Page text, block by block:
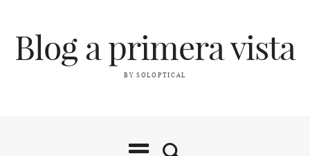
Blog a primera vista
BY SOLOPTICAL